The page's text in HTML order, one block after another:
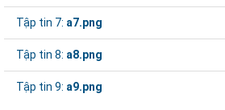
Tập tin 7: a7.png
Tập tin 8: a8.png
Tập tin 9: a9.png